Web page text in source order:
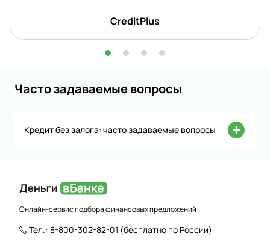
CreditPlus
Часто задаваемые вопросы
Кредит без залога: часто задаваемые вопросы
Онлайн-сервис подбора финансовых предложений
Тел.: 8-800-302-82-01 (бесплатно по России)